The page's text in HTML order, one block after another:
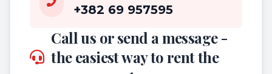
+382 69 957595
Call us or send a message -
the easiest way to rent the